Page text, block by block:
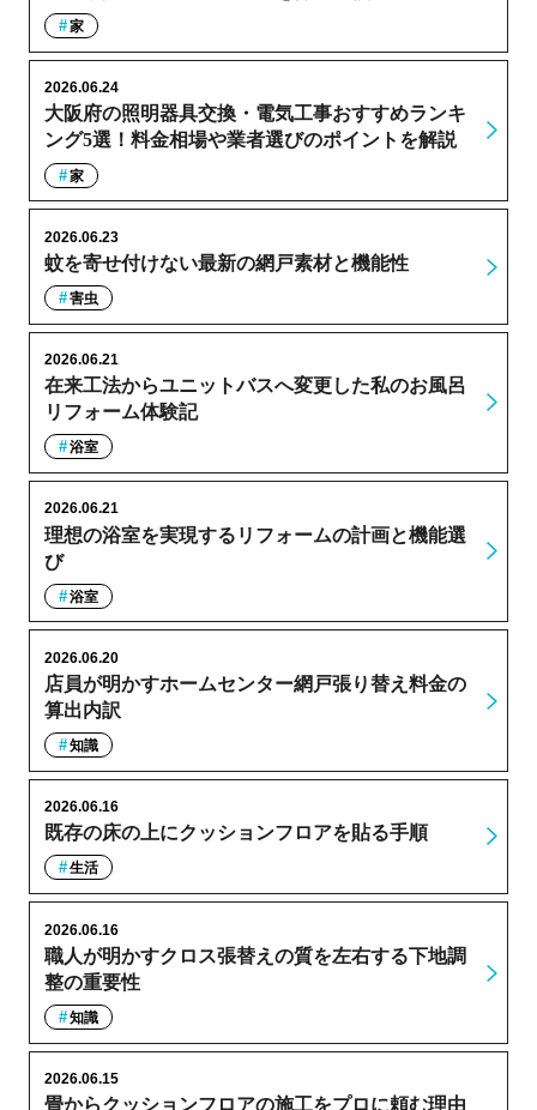
家
大阪府の照明器具交換・電気工事おすすめランキ
ング5選！料金相場や業者選びのポイントを解説
2026.06.24
家
蚊を寄せ付けない最新の網戸素材と機能性
2026.06.23
害虫
在来工法からユニットバスへ変更した私のお風呂
リフォーム体験記
2026.06.21
浴室
理想の浴室を実現するリフォームの計画と機能選
び
2026.06.21
浴室
店員が明かすホームセンター網戸張り替え料金の
算出内訳
2026.06.20
知識
既存の床の上にクッションフロアを貼る手順
2026.06.16
生活
職人が明かすクロス張替えの質を左右する下地調
整の重要性
2026.06.16
知識
畳からクッションフロアの施工をプロに頼む理由
2026.06.15